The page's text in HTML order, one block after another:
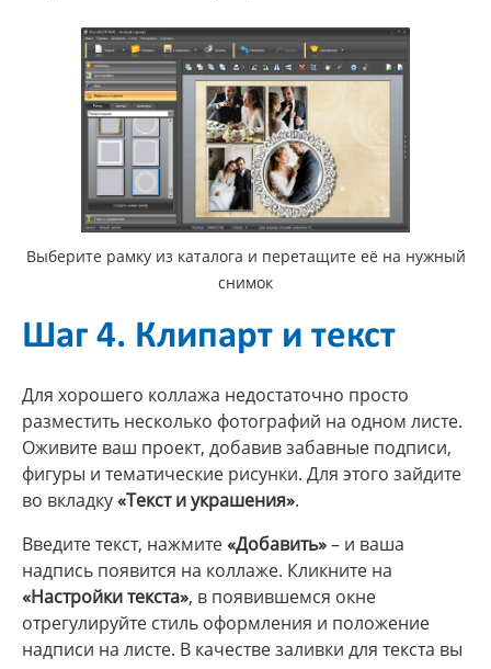
Выберите рамку из каталога и перетащите её на нужный
снимок
Шаг 4. Клипарт и текст
Для хорошего коллажа недостаточно просто
разместить несколько фотографий на одном листе.
Оживите ваш проект, добавив забавные подписи,
фигуры и тематические рисунки. Для этого зайдите
во вкладку«Текст и украшения».
Введите текст, нажмите«Добавить»– и ваша
надпись появится на коллаже. Кликните на
«Настройки текста», в появившемся окне
отрегулируйте стиль оформления и положение
надписи на листе. В качестве заливки для текста вы